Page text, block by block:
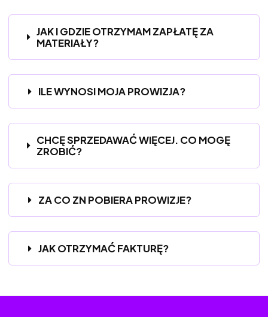
JAK I GDZIE OTRZYMAM ZAPŁATĘ ZA
MATERIAŁY?
ILE WYNOSI MOJA PROWIZJA?
CHCĘ SPRZEDAWAĆ WIĘCEJ. CO MOGĘ
ZROBIĆ?
ZA CO ZN POBIERA PROWIZJE?
JAK OTRZYMAĆ FAKTURĘ?